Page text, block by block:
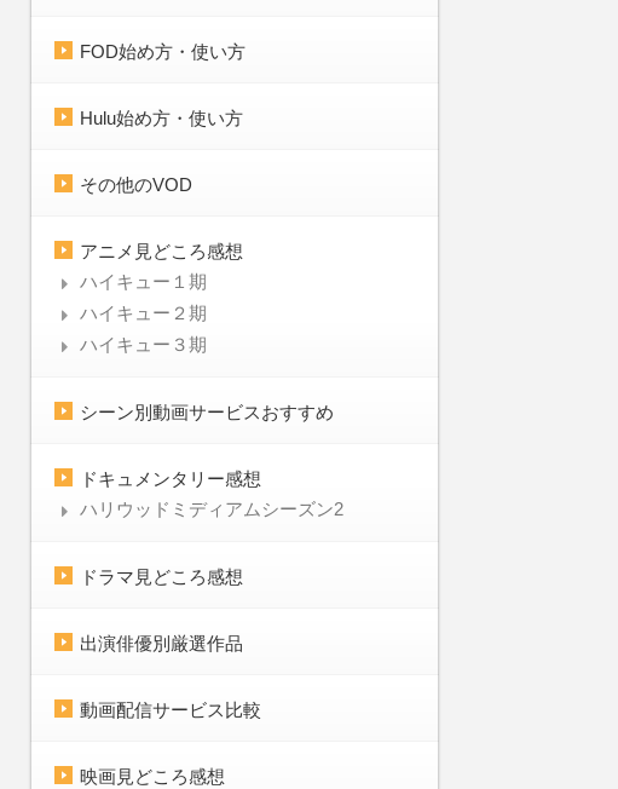
FOD始め方・使い方
Hulu始め方・使い方
その他のVOD
アニメ見どころ感想
ハイキュー１期
ハイキュー２期
ハイキュー３期
シーン別動画サービスおすすめ
ドキュメンタリー感想
ハリウッドミディアムシーズン2
ドラマ見どころ感想
出演俳優別厳選作品
動画配信サービス比較
映画見どころ感想